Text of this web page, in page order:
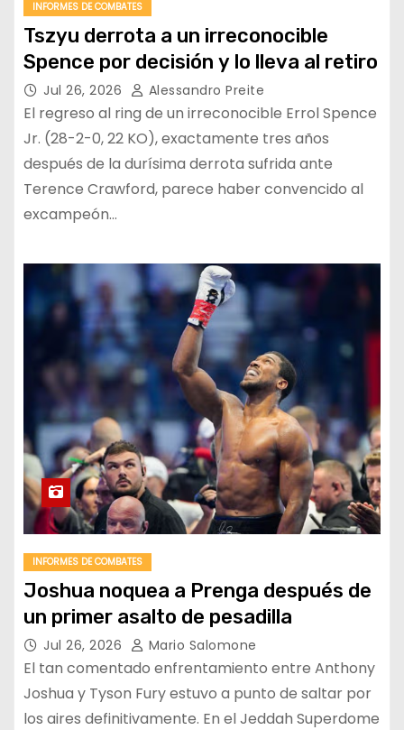
INFORMES DE COMBATES
Tszyu derrota a un irreconocible
Spence por decisión y lo lleva al retiro
Jul 26, 2026 Alessandro Preite
El regreso al ring de un irreconocible Errol Spence
Jr. (28-2-0, 22 KO), exactamente tres años
después de la durísima derrota sufrida ante
Terence Crawford, parece haber convencido al
excampeón…
INFORMES DE COMBATES
Joshua noquea a Prenga después de
un primer asalto de pesadilla
Jul 26, 2026 Mario Salomone
El tan comentado enfrentamiento entre Anthony
Joshua y Tyson Fury estuvo a punto de saltar por
los aires definitivamente. En el Jeddah Superdome